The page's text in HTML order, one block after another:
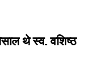
थे स्व. वशिष्ठ